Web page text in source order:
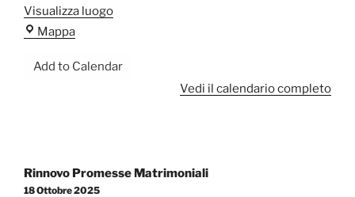
Visualizza luogo
MappaChiesa
Mundi
Add to Calendar
Vedi il calendario completo
articoli
Rinnovo Promesse Matrimoniali
18 Ottobre 2025